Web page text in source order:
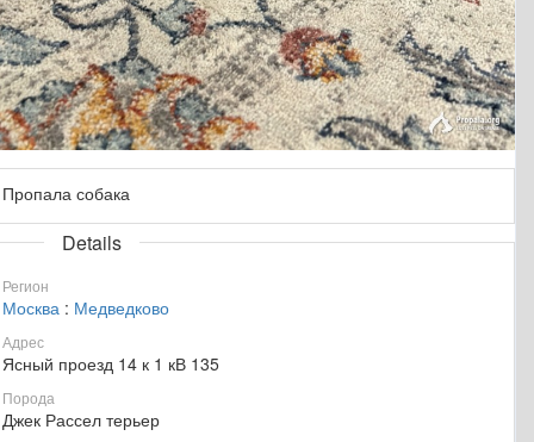
Пропала собака
Details
Регион
Москва : Медведково
Адрес
Ясный проезд 14 к 1 кВ 135
Порода
Джек Рассел терьер